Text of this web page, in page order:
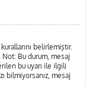
belirlemiştir.
Not: Bu durum, mesaj
bu uyarı ile ilgili
bilmiyorsanız, mesaj